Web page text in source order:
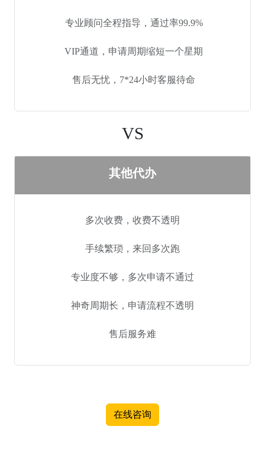
专业顾问全程指导，通过率99.9%
VIP通道，申请周期缩短一个星期
售后无忧，7*24小时客服待命
VS
其他代办
多次收费，收费不透明
手续繁琐，来回多次跑
专业度不够，多次申请不通过
神奇周期长，申请流程不透明
售后服务难
在线咨询